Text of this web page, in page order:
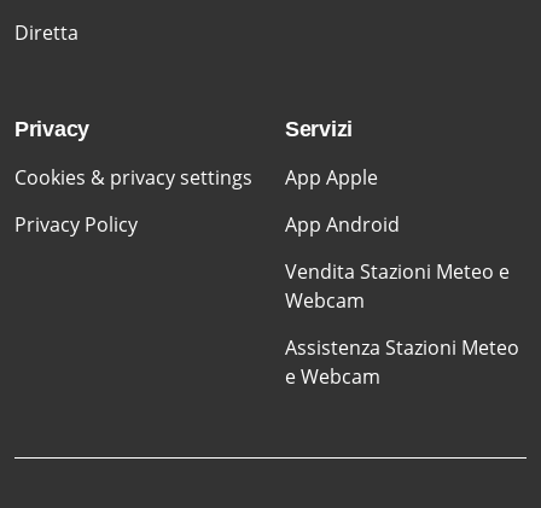
Diretta
Privacy
Cookies & privacy settings
Privacy Policy
Servizi
App Apple
App Android
Vendita Stazioni Meteo e
Webcam
Assistenza Stazioni Meteo
e Webcam